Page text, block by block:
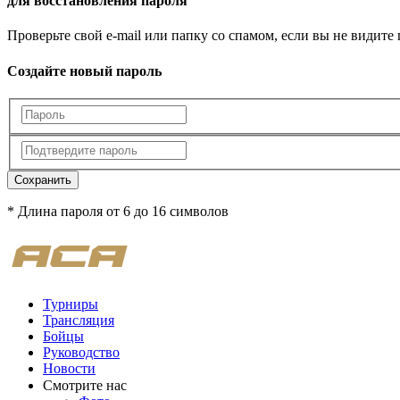
Проверьте свой e-mail или папку со спамом, если вы не видите
Создайте новый пароль
Сохранить
* Длина пароля от 6 до 16 символов
Турниры
Трансляция
Бойцы
Руководство
Новости
Смотрите нас